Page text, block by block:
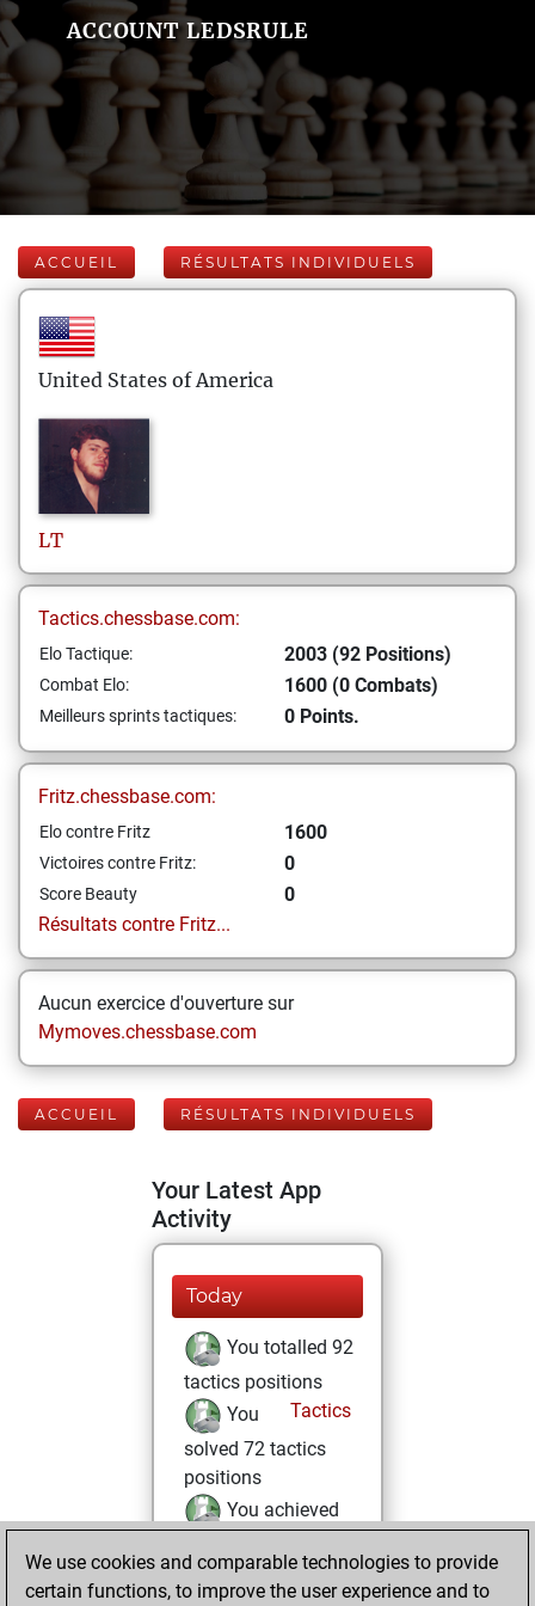
ACCOUNT LEDSRULE
ACCUEIL RÉSULTATS INDIVIDUELS
United States of America
LT
Tactics.chessbase.com:
Elo Tactique: 2003 (92 Positions)
Combat Elo: 1600 (0 Combats)
Meilleurs sprints tactiques: 0 Points.
Fritz.chessbase.com:
Elo contre Fritz 1600
Victoires contre Fritz: 0
Score Beauty
0
Résultats contre Fritz...
Aucun exercice d'ouverture sur
Mymoves.chessbase.com
ACCUEIL RÉSULTATS INDIVIDUELS
Your Latest App
Activity
Today
You totalled 92
tactics positions
Tactics
You
solved 72 tactics
positions
You achieved
tactics positions
We use cookies and comparable technologies to provide
certain functions, to improve the user experience and to